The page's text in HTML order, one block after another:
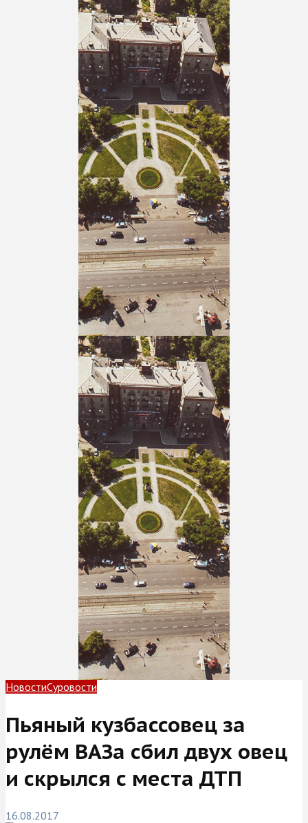
НовостиСуровости
Пьяный кузбассовец за
рулём ВАЗа сбил двух овец
и скрылся с места ДТП
16.08.2017